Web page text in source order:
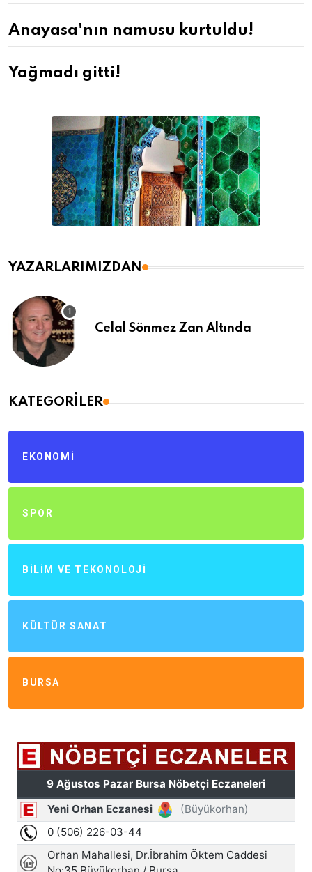
Anayasa'nın namusu kurtuldu!
Yağmadı gitti!
YAZARLARIMIZDAN
Celal Sönmez Zan Altında
KATEGORILER
EKONOMI
SPOR
BILIM VE TEKONOLOJI
KÜLTÜR SANAT
BURSA